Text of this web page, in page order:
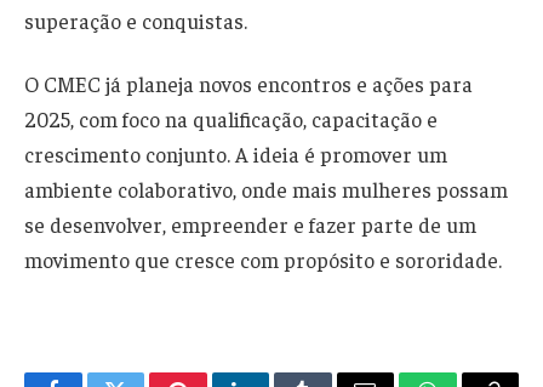
superação e conquistas.
O CMEC já planeja novos encontros e ações para
2025, com foco na qualificação, capacitação e
crescimento conjunto. A ideia é promover um
ambiente colaborativo, onde mais mulheres possam
se desenvolver, empreender e fazer parte de um
movimento que cresce com propósito e sororidade.